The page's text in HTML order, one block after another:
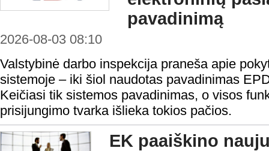
pavadinimą
2026-08-03 08:10
Valstybinė darbo inspekcija praneša apie
sistemoje – iki šiol naudotas pavadinimas
Keičiasi tik sistemos pavadinimas, o visos
prisijungimo tvarka išlieka tokios pačios.
EK paaiškino